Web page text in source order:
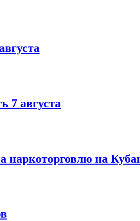
7 августа
наркоторговлю на